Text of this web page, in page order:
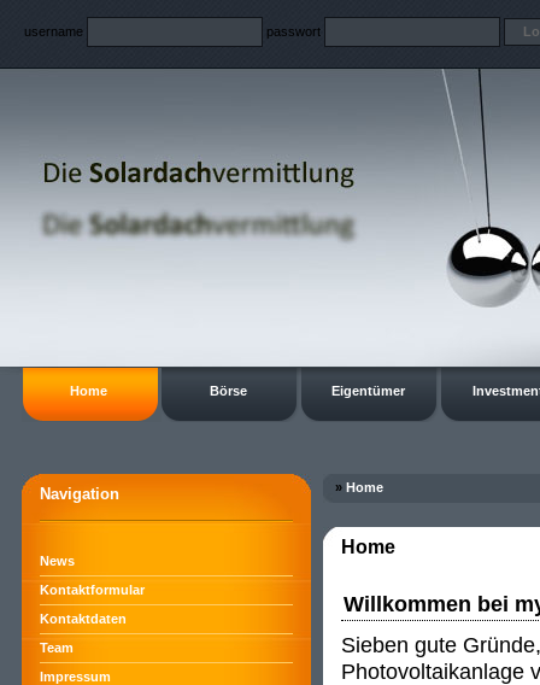
username passwort
Home Börse Eigentümer
Navigation
News
Kontaktformular
Kontaktdaten
Team
Impressum
» Home
Home
Willkommen bei
Sieben gute
Photovoltaikanlage